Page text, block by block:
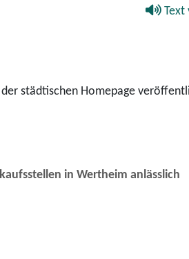
Text
städtischen Homepage
in Wertheim anlässlich